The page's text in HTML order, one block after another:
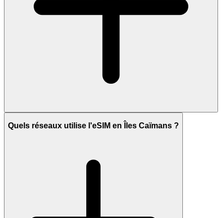
Quels réseaux utilise l'eSIM en Îles Caïmans ?